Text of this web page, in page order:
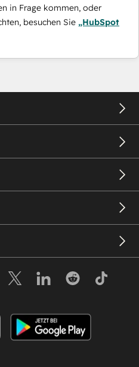
in Frage kommen, oder
besuchen Sie „HubSpot